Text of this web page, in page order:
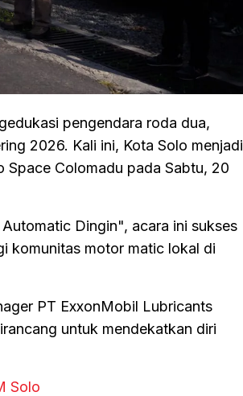
pengendara roda dua,
2026. Kali ini, Kota Solo menjadi
Space Colomadu pada Sabtu, 20
Dingin", acara ini sukses
komunitas motor matic lokal di
PT ExxonMobil Lubricants
untuk mendekatkan diri
Solo